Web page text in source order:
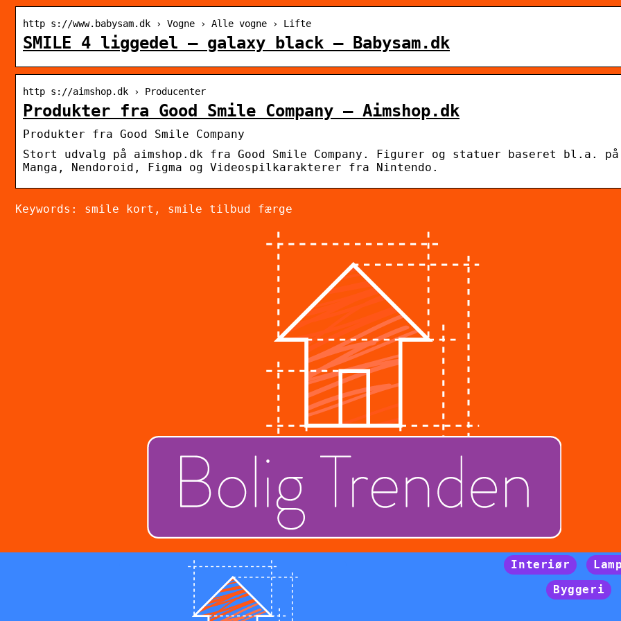
http s://www.babysam.dk › Vogne › Alle vogne › Lifte
SMILE 4 liggedel – galaxy black – Babysam.dk
http s://aimshop.dk › Producenter
Produkter fra Good Smile Company – Aimshop.dk
Produkter fra Good Smile Company
Stort udvalg på aimshop.dk fra Good Smile Company. Figurer og statuer baseret bl.a. på
Manga, Nendoroid, Figma og Videospilkarakterer fra Nintendo.
Keywords: smile kort, smile tilbud færge
Interiør
Byggeri